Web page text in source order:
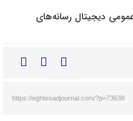
دیجیتال رسانه‌های
https://eghtesadjournal.com/?p=73638